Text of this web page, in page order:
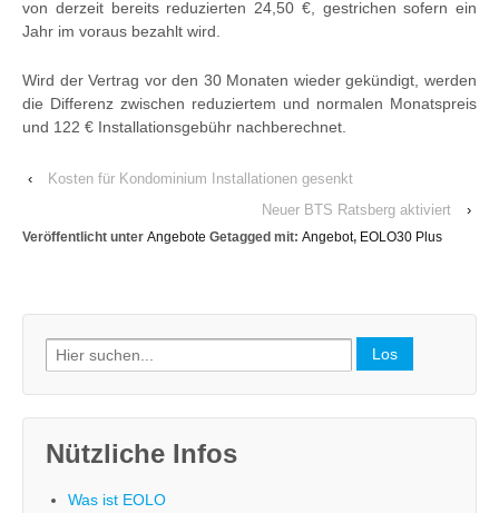
von derzeit bereits reduzierten 24,50 €, gestrichen sofern ein
Jahr im voraus bezahlt wird.
Wird der Vertrag vor den 30 Monaten wieder gekündigt, werden
die Differenz zwischen reduziertem und normalen Monatspreis
und 122 € Installationsgebühr nachberechnet.
‹
Kosten für Kondominium Installationen gesenkt
Neuer BTS Ratsberg aktiviert
›
Veröffentlicht unter Angebote Getagged mit: Angebot, EOLO30 Plus
Search
for:
Nützliche Infos
Was ist EOLO